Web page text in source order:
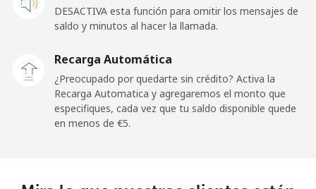
Sao Tome And Principe
country
⁦194.5¢⁩
Saudi Arabia
DESACTIVA esta función para omitir los mensajes de
saldo y minutos al hacer la llamada.
Recarga Automática
¿Preocupado por quedarte sin crédito? Activa la
Recarga Automatica y agregaremos el monto que
especifiques, cada vez que tu saldo disponible quede
en menos de ⁦€5⁩.